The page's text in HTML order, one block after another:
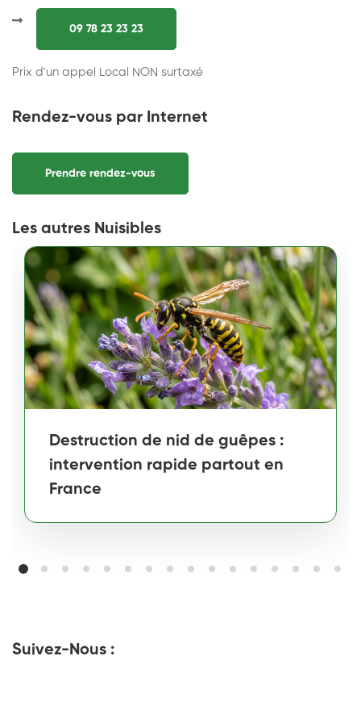
09 78 23 23 23
Prix d'un appel Local NON surtaxé
Rendez-vous par Internet
Prendre rendez-vous
Les autres Nuisibles
Destruction de nid de guêpes :
intervention rapide partout en
France
Suivez-Nous :